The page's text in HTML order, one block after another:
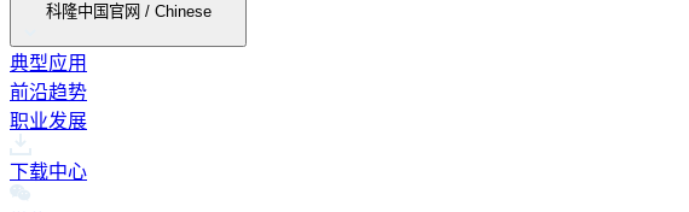
科隆中国官网 / Chinese
典型应用
前沿趋势
职业发展
下载中心